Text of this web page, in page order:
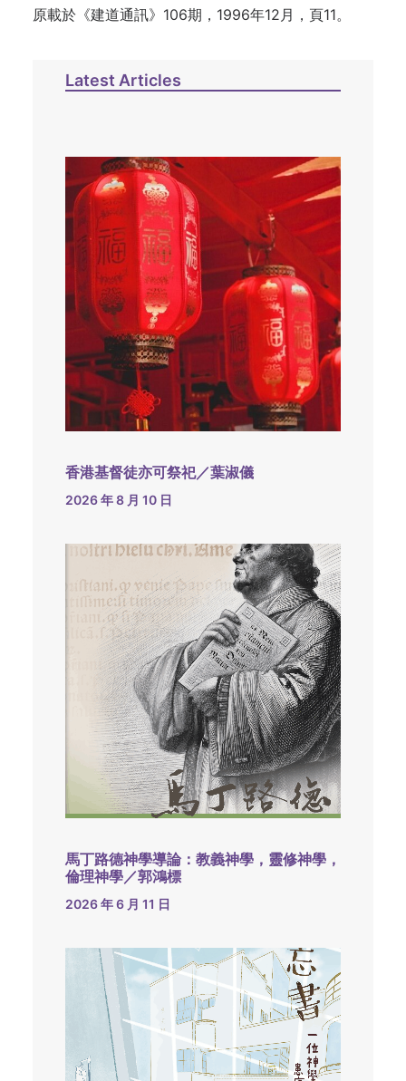
原載於《建道通訊》106期，1996年12月，頁11。
Latest Articles
香港基督徒亦可祭祀／葉淑儀
2026 年 8 月 10 日
馬丁路德神學導論：教義神學，靈修神學，
倫理神學／郭鴻標
2026 年 6 月 11 日